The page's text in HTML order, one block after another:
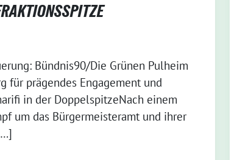
Bündnis90/Die Grünen Pulheim
für prägendes Engagement und
in der DoppelspitzeNach einem
um das Bürgermeisteramt und ihrer